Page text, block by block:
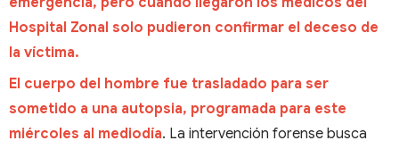
Hospital Zonal solo pudieron confirmar el deceso de
la víctima.
El cuerpo del hombre fue trasladado para ser
sometido a una autopsia, programada para este
miércoles al mediodía. La intervención forense busca